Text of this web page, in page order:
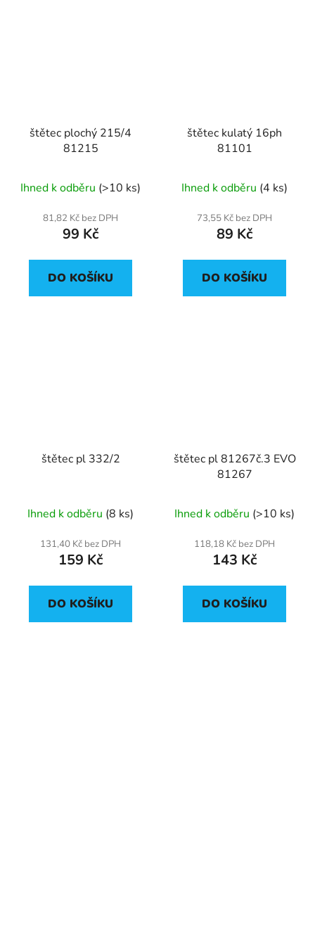
štětec plochý 215/4
81215
Ihned k odběru (>10 ks)
81,82 Kč bez DPH
99 Kč
DO KOŠÍKU
štětec kulatý 16ph
81101
Ihned k odběru (4 ks)
73,55 Kč bez DPH
89 Kč
DO KOŠÍKU
štětec pl 332/2
Ihned k odběru (8 ks)
131,40 Kč bez DPH
159 Kč
DO KOŠÍKU
štětec pl 81267č.3 EVO
81267
Ihned k odběru (>10 ks)
118,18 Kč bez DPH
143 Kč
DO KOŠÍKU